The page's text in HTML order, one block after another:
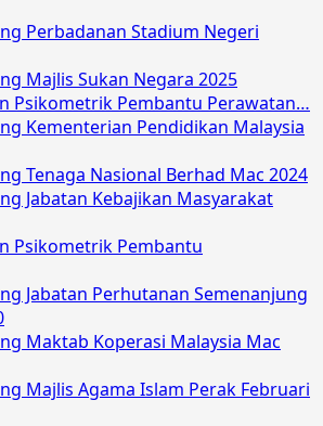
Perbadanan Stadium Negeri
Majlis Sukan Negara 2025
Psikometrik Pembantu Perawatan…
Kementerian Pendidikan Malaysia
Tenaga Nasional Berhad Mac 2024
Jabatan Kebajikan Masyarakat
Psikometrik Pembantu
Jabatan Perhutanan Semenanjung
Maktab Koperasi Malaysia Mac
Majlis Agama Islam Perak Februari